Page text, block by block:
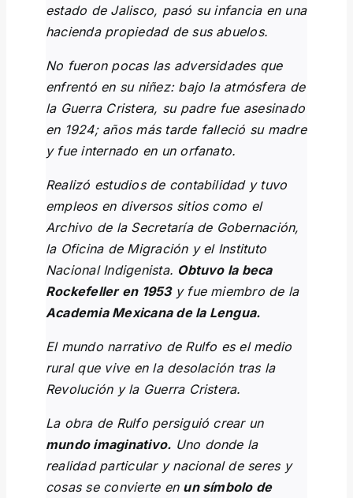
estado de Jalisco, pasó su infancia en una
hacienda propiedad de sus abuelos.
No fueron pocas las adversidades que
enfrentó en su niñez: bajo la atmósfera de
la Guerra Cristera, su padre fue asesinado
en 1924; años más tarde falleció su madre
y fue internado en un orfanato.
Realizó estudios de contabilidad y tuvo
empleos en diversos sitios como el
Archivo de la Secretaría de Gobernación,
la Oficina de Migración y el Instituto
Nacional Indigenista. Obtuvo la beca
Rockefeller en 1953y fue miembro de la
Academia Mexicana de la Lengua.
El mundo narrativo de Rulfo es el medio
rural que vive en la desolación tras la
Revolución y la Guerra Cristera.
La obra de Rulfo persiguió crear un
mundo imaginativo. Uno donde la
realidad particular y nacional de seres y
cosas se convierte en un símbolo de